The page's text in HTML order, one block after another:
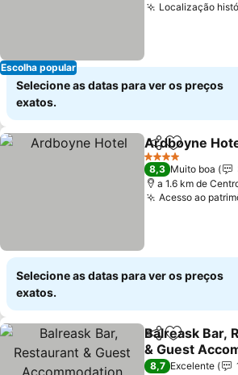
Escolha popular
Localização
Selecione as datas para ver os preços
exatos.
PartilharAdicionar
Ardboyne
4 Estrelas
8,3 Muito boa
a 1.6 km de
Acesso ao
Selecione as datas para ver os preços
exatos.
PartilharAdicionar
Balreask Bar,
& Guest
Ver preços
8,7 Excelente